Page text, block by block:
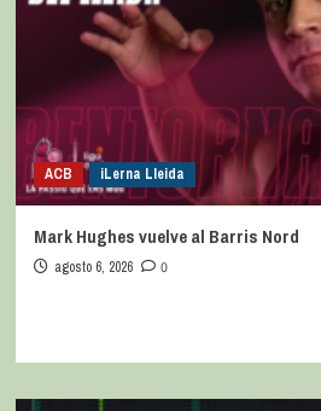
ACB iLerna Lleida
Mark Hughes vuelve al Barris Nord
agosto 6, 2026 0